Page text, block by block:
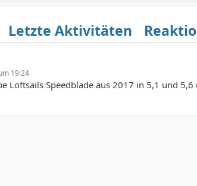
Letzte Aktivitäten
19:24
Loftsails Speedblade aus 2017 in 5,1 und